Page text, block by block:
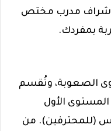
إشراف مدرب مختص
بمفردك.
الصعوبة، وتُقسم
الأول
(للمحترفين). من